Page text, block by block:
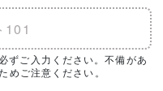
ずご入力ください。不備があ
めご注意ください。